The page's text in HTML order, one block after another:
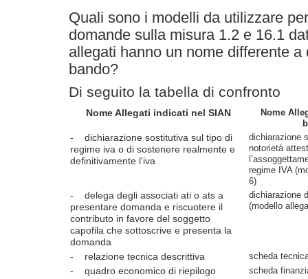
Quali sono i modelli da utilizzare
domande sulla misura 1.2 e 16.1
allegati hanno un nome differente
bando?
Di seguito la tabella di confronto
Nome Allegati indicati nel SIAN
Nome
- dichiarazione sostitutiva sul tipo di
regime iva o di sostenere realmente e
definitivamente l'iva
dichiarazione
notorietà
regime IVA
6)
- delega degli associati ati o ats a
presentare domanda e riscuotere il
contributo in favore del soggetto
capofila che sottoscrive e presenta la
domanda
dichiarazione
(modello
- relazione tecnica descrittiva
scheda
- quadro economico di riepilogo
scheda